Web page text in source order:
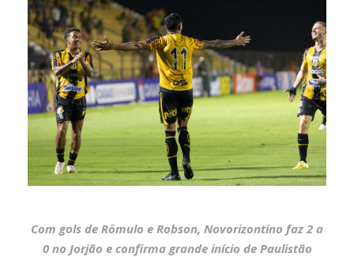
Com gols de Rômulo e Robson, Novorizontino faz 2 a
0 no Jorjão e confirma grande início de Paulistão